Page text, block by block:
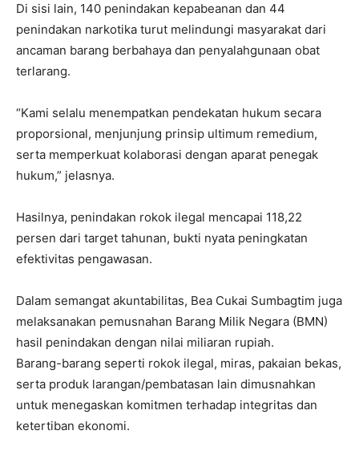
Di sisi lain, 140 penindakan kepabeanan dan 44
penindakan narkotika turut melindungi masyarakat dari
ancaman barang berbahaya dan penyalahgunaan obat
terlarang.
“Kami selalu menempatkan pendekatan hukum secara
proporsional, menjunjung prinsip ultimum remedium,
serta memperkuat kolaborasi dengan aparat penegak
hukum,” jelasnya.
Hasilnya, penindakan rokok ilegal mencapai 118,22
persen dari target tahunan, bukti nyata peningkatan
efektivitas pengawasan.
Dalam semangat akuntabilitas, Bea Cukai Sumbagtim juga
melaksanakan pemusnahan Barang Milik Negara (BMN)
hasil penindakan dengan nilai miliaran rupiah.
Barang-barang seperti rokok ilegal, miras, pakaian bekas,
serta produk larangan/pembatasan lain dimusnahkan
untuk menegaskan komitmen terhadap integritas dan
ketertiban ekonomi.